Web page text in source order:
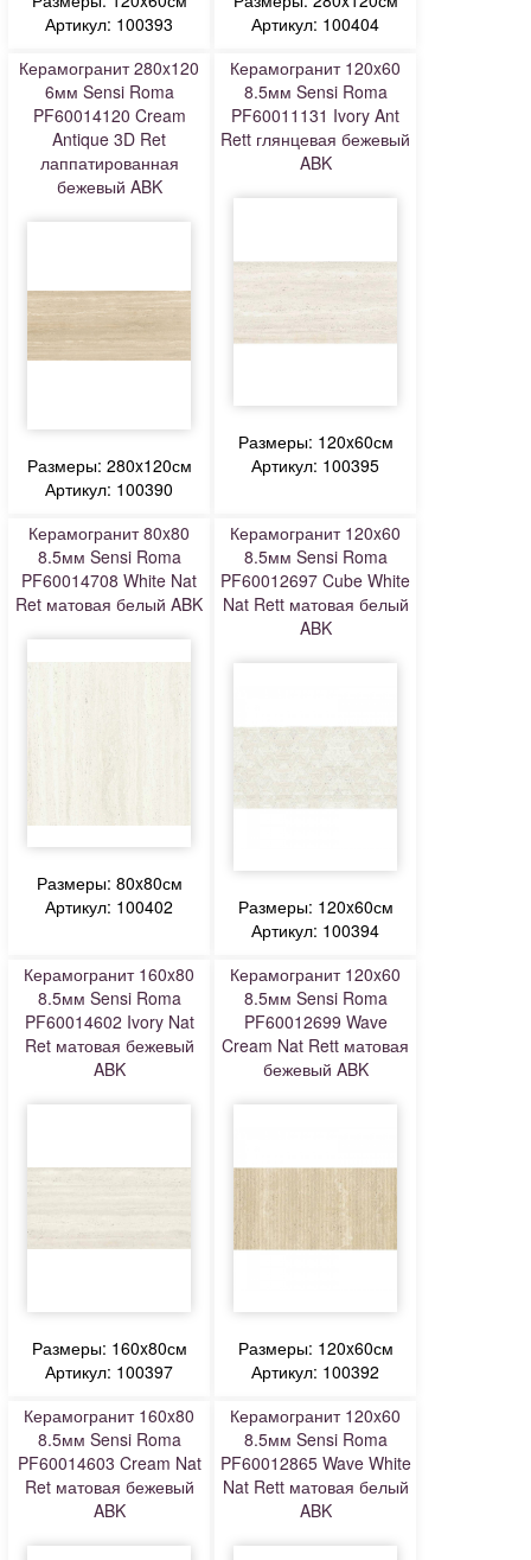
Артикул: 100393
Артикул: 100404
Керамогранит 280x120
6мм Sensi Roma
PF60014120 Cream
Antique 3D Ret
лаппатированная
бежевый ABK
Размеры: 280x120см
Артикул: 100390
Керамогранит 120x60
8.5мм Sensi Roma
PF60011131 Ivory Ant
Rett глянцевая бежевый
ABK
Размеры: 120x60см
Артикул: 100395
Керамогранит 80x80
8.5мм Sensi Roma
PF60014708 White Nat
Ret матовая белый ABK
Размеры: 80x80см
Артикул: 100402
Керамогранит 120x60
8.5мм Sensi Roma
PF60012697 Cube White
Nat Rett матовая белый
ABK
Размеры: 120x60см
Артикул: 100394
Керамогранит 160x80
8.5мм Sensi Roma
PF60014602 Ivory Nat
Ret матовая бежевый
ABK
Размеры: 160x80см
Артикул: 100397
Керамогранит 120x60
8.5мм Sensi Roma
PF60012699 Wave
Cream Nat Rett матовая
бежевый ABK
Размеры: 120x60см
Артикул: 100392
Керамогранит 160x80
8.5мм Sensi Roma
PF60014603 Cream Nat
Ret матовая бежевый
ABK
Керамогранит 120x60
8.5мм Sensi Roma
PF60012865 Wave White
Nat Rett матовая белый
ABK